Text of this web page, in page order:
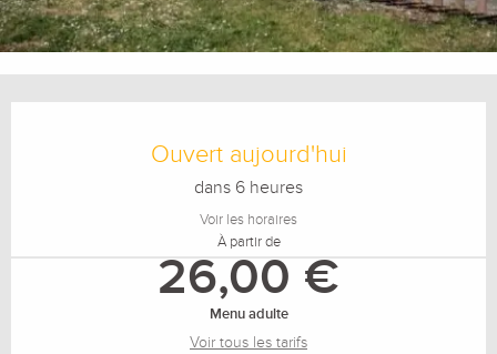
Ouvert aujourd'hui
dans 6 heures
Voir les horaires
À partir de
26,00 €
Menu adulte
Voir tous les tarifs